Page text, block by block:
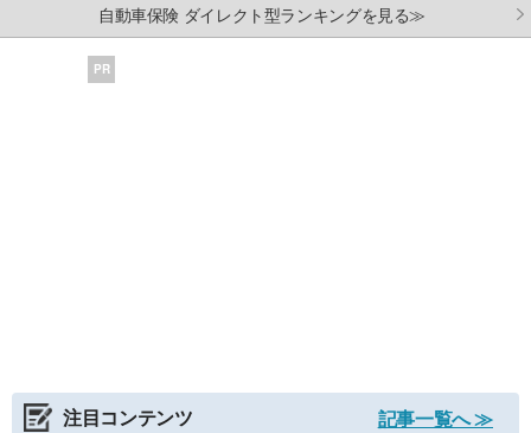
自動車保険 ダイレクト型ランキングを見る≫
PR
注目コンテンツ
記事一覧へ ≫